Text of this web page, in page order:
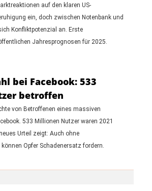
auf den klaren US-
ein, doch zwischen Notenbank und
Konfliktpotenzial an. Erste
Jahresprognosen für 2025.
bei Facebook: 533
betroffen
von Betroffenen eines massiven
533 Millionen Nutzer waren 2021
Urteil zeigt: Auch ohne
Opfer Schadenersatz fordern.